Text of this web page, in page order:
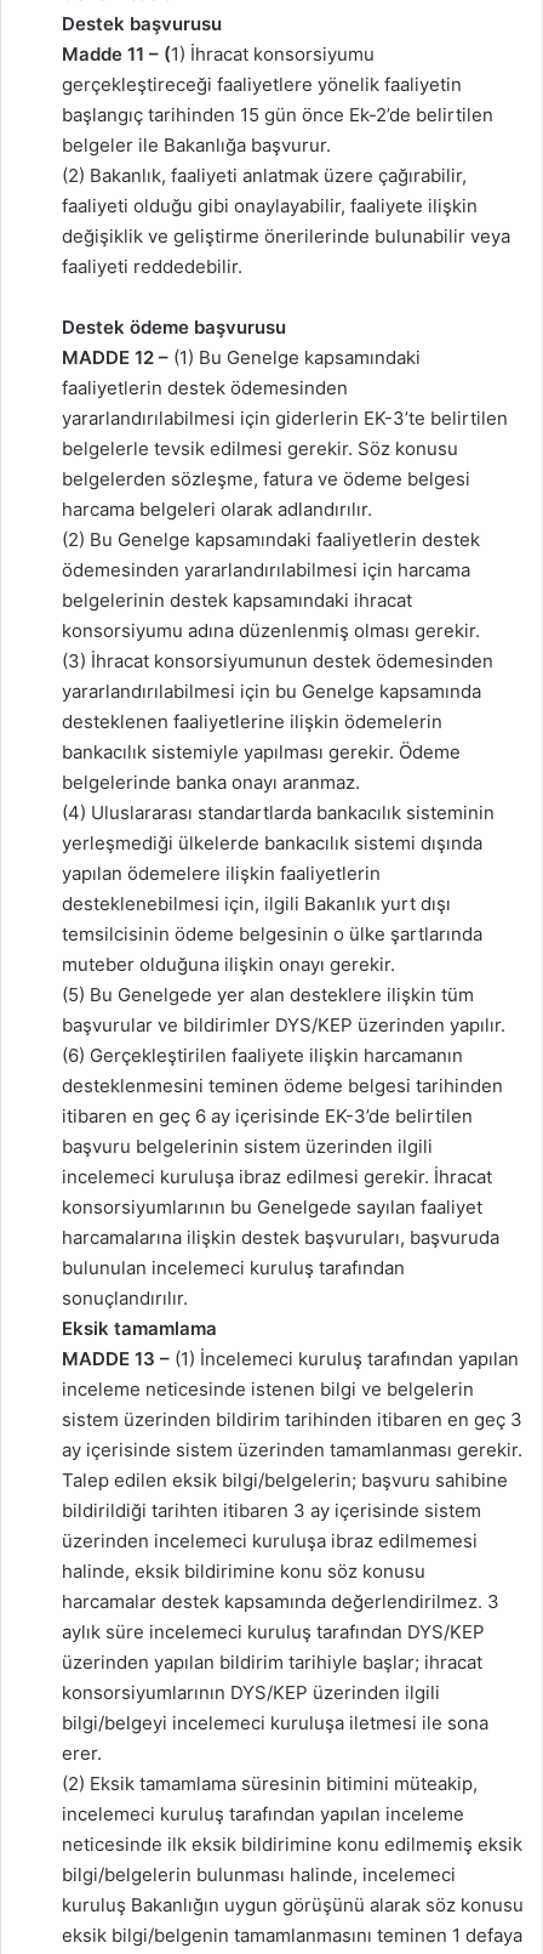
Destek başvurusu
Madde 11 – (1) İhracat konsorsiyumu
gerçekleştireceği faaliyetlere yönelik faaliyetin
başlangıç tarihinden 15 gün önce Ek-2’de belirtilen
belgeler ile Bakanlığa başvurur.
(2) Bakanlık, faaliyeti anlatmak üzere çağırabilir,
faaliyeti olduğu gibi onaylayabilir, faaliyete ilişkin
değişiklik ve geliştirme önerilerinde bulunabilir veya
faaliyeti reddedebilir.
Destek ödeme başvurusu
MADDE 12 – (1) Bu Genelge kapsamındaki
faaliyetlerin destek ödemesinden
yararlandırılabilmesi için giderlerin EK-3’te belirtilen
belgelerle tevsik edilmesi gerekir. Söz konusu
belgelerden sözleşme, fatura ve ödeme belgesi
harcama belgeleri olarak adlandırılır.
(2) Bu Genelge kapsamındaki faaliyetlerin destek
ödemesinden yararlandırılabilmesi için harcama
belgelerinin destek kapsamındaki ihracat
konsorsiyumu adına düzenlenmiş olması gerekir.
(3) İhracat konsorsiyumunun destek ödemesinden
yararlandırılabilmesi için bu Genelge kapsamında
desteklenen faaliyetlerine ilişkin ödemelerin
bankacılık sistemiyle yapılması gerekir. Ödeme
belgelerinde banka onayı aranmaz.
(4) Uluslararası standartlarda bankacılık sisteminin
yerleşmediği ülkelerde bankacılık sistemi dışında
yapılan ödemelere ilişkin faaliyetlerin
desteklenebilmesi için, ilgili Bakanlık yurt dışı
temsilcisinin ödeme belgesinin o ülke şartlarında
muteber olduğuna ilişkin onayı gerekir.
(5) Bu Genelgede yer alan desteklere ilişkin tüm
başvurular ve bildirimler DYS/KEP üzerinden yapılır.
(6) Gerçekleştirilen faaliyete ilişkin harcamanın
desteklenmesini teminen ödeme belgesi tarihinden
itibaren en geç 6 ay içerisinde EK-3’de belirtilen
başvuru belgelerinin sistem üzerinden ilgili
incelemeci kuruluşa ibraz edilmesi gerekir. İhracat
konsorsiyumlarının bu Genelgede sayılan faaliyet
harcamalarına ilişkin destek başvuruları, başvuruda
bulunulan incelemeci kuruluş tarafından
sonuçlandırılır.
Eksik tamamlama
MADDE 13 – (1) İncelemeci kuruluş tarafından yapılan
inceleme neticesinde istenen bilgi ve belgelerin
sistem üzerinden bildirim tarihinden itibaren en geç 3
ay içerisinde sistem üzerinden tamamlanması gerekir.
Talep edilen eksik bilgi/belgelerin; başvuru sahibine
bildirildiği tarihten itibaren 3 ay içerisinde sistem
üzerinden incelemeci kuruluşa ibraz edilmemesi
halinde, eksik bildirimine konu söz konusu
harcamalar destek kapsamında değerlendirilmez. 3
aylık süre incelemeci kuruluş tarafından DYS/KEP
üzerinden yapılan bildirim tarihiyle başlar; ihracat
konsorsiyumlarının DYS/KEP üzerinden ilgili
bilgi/belgeyi incelemeci kuruluşa iletmesi ile sona
erer.
(2) Eksik tamamlama süresinin bitimini müteakip,
incelemeci kuruluş tarafından yapılan inceleme
neticesinde ilk eksik bildirimine konu edilmemiş eksik
bilgi/belgelerin bulunması halinde, incelemeci
kuruluş Bakanlığın uygun görüşünü alarak söz konusu
eksik bilgi/belgenin tamamlanmasını teminen 1 defaya